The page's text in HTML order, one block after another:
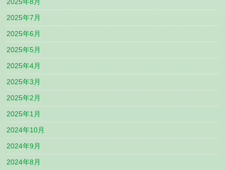
2025年7月
2025年6月
2025年5月
2025年4月
2025年3月
2025年2月
2025年1月
2024年10月
2024年9月
2024年8月